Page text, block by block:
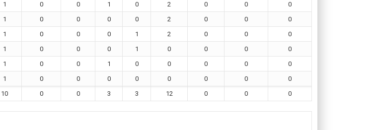
1 0 0 1 0 2 0 0
0
1 0 0 0 0 2 0 0
0
1 0 0 0 1 2 0 0
0
1 0 0 0 1 0 0 0
0
1 0 0 1 0 0 0 0
0
1 0 0 0 0 0 0 0
0
10 0 0 3 3 12 0 0 0